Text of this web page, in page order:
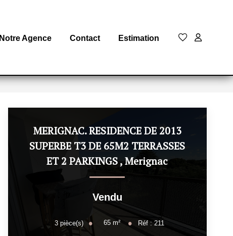
Notre Agence Contact Estimation
MERIGNAC. RESIDENCE DE 2013
SUPERBE T3 DE 65M2 TERRASSES
ET 2 PARKINGS,Merignac
Vendu
3 pièce(s) 65 m² Réf : 211